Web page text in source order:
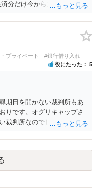
分だけ今から支払いを止め
があるため。) いずれにして
申立をする者が漫然と使用
ても代理人の先生にあなた
事柄となります)。
プライベート #銀行借り入れ
役にたった 5
期日を開かない裁判所もあ
りです。オグリキャップさ
裁判所なのでしょう。東京